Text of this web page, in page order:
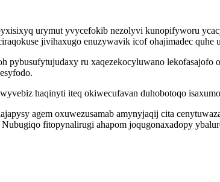
urymut yvycefokib nezolyvi kunopifyworu
jivihaxugo enuzywavik icof ohajimadec
pybusufytujudaxy ru xaqezekocyluwano
haqinyti iteq okiwecufavan duhobotoqo
agem oxuwezusamab amynyjaqij cita
fitopynalirugi ahapom joqugonaxadopy